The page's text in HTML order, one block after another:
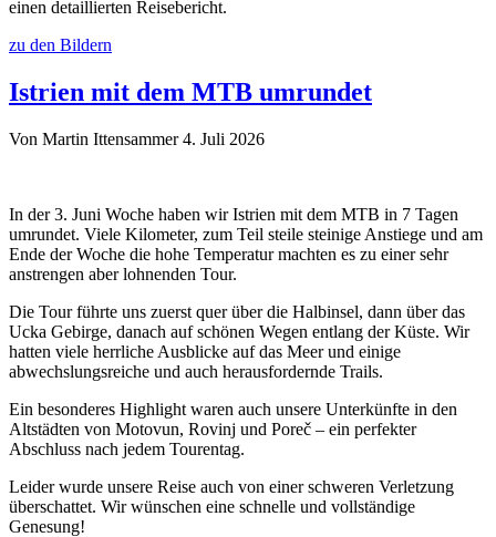
einen detaillierten Reisebericht.
zu den Bildern
Istrien mit dem MTB umrundet
Von Martin Ittensammer 4. Juli 2026
In der 3. Juni Woche haben wir Istrien mit dem MTB in 7 Tagen
umrundet. Viele Kilometer, zum Teil steile steinige Anstiege und am
Ende der Woche die hohe Temperatur machten es zu einer sehr
anstrengen aber lohnenden Tour.
Die Tour führte uns zuerst quer über die Halbinsel, dann über das
Ucka Gebirge, danach auf schönen Wegen entlang der Küste. Wir
hatten viele herrliche Ausblicke auf das Meer und einige
abwechslungsreiche und auch herausfordernde Trails.
Ein besonderes Highlight waren auch unsere Unterkünfte in den
Altstädten von Motovun, Rovinj und Poreč – ein perfekter
Abschluss nach jedem Tourentag.
Leider wurde unsere Reise auch von einer schweren Verletzung
überschattet. Wir wünschen eine schnelle und vollständige
Genesung!